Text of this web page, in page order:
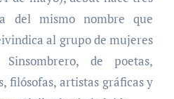
del mismo nombre que
al grupo de mujeres
de poetas,
filósofas, artistas gráficas y